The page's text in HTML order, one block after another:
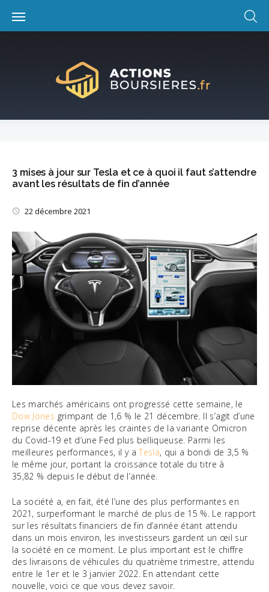
content
3 mises à jour sur Tesla et ce à quoi il faut s’attendre
avant les résultats de fin d’année
22 décembre 2021
Les marchés américains ont progressé cette semaine, le
Dow Jones grimpant de 1,6 % le 21 décembre. Il s’agit d’une
reprise décente après les craintes de la variante Omicron
du Covid-19 et d’une Fed plus belliqueuse. Parmi les
meilleures performances, il y aTesla, qui a bondi de 3,5 %
le même jour, portant la croissance totale du titre à
35,82 % depuis le début de l’année.
La société a, en fait, été l’une des plus performantes en
2021, surperformant le marché de plus de 15 %. Le rapport
sur les résultats financiers de fin d’année étant attendu
dans un mois environ, les investisseurs gardent un œil sur
la société en ce moment. Le plus important est le chiffre
des livraisons de véhicules du quatrième trimestre, attendu
entre le 1er et le 3 janvier 2022. En attendant cette
nouvelle, voici ce que vous devez savoir.